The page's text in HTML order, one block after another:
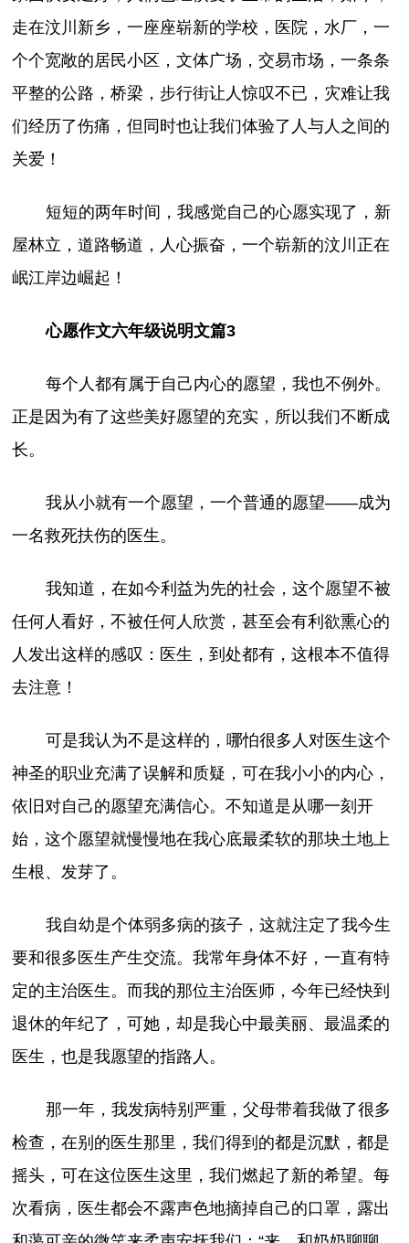
走在汶川新乡，一座座崭新的学校，医院，水厂，一
个个宽敞的居民小区，文体广场，交易市场，一条条
平整的公路，桥梁，步行街让人惊叹不已，灾难让我
们经历了伤痛，但同时也让我们体验了人与人之间的
关爱！
短短的两年时间，我感觉自己的心愿实现了，新
屋林立，道路畅道，人心振奋，一个崭新的汶川正在
岷江岸边崛起！
心愿作文六年级说明文篇3
每个人都有属于自己内心的愿望，我也不例外。
正是因为有了这些美好愿望的充实，所以我们不断成
长。
我从小就有一个愿望，一个普通的愿望——成为
一名救死扶伤的医生。
我知道，在如今利益为先的社会，这个愿望不被
任何人看好，不被任何人欣赏，甚至会有利欲熏心的
人发出这样的感叹：医生，到处都有，这根本不值得
去注意！
可是我认为不是这样的，哪怕很多人对医生这个
神圣的职业充满了误解和质疑，可在我小小的内心，
依旧对自己的愿望充满信心。不知道是从哪一刻开
始，这个愿望就慢慢地在我心底最柔软的那块土地上
生根、发芽了。
我自幼是个体弱多病的孩子，这就注定了我今生
要和很多医生产生交流。我常年身体不好，一直有特
定的主治医生。而我的那位主治医师，今年已经快到
退休的年纪了，可她，却是我心中最美丽、最温柔的
医生，也是我愿望的指路人。
那一年，我发病特别严重，父母带着我做了很多
检查，在别的医生那里，我们得到的都是沉默，都是
摇头，可在这位医生这里，我们燃起了新的希望。每
次看病，医生都会不露声色地摘掉自己的口罩，露出